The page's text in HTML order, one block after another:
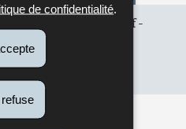
de confidentialité.
grand-ducal
(Pdf -
2026 (Pdf - 102 Ko)